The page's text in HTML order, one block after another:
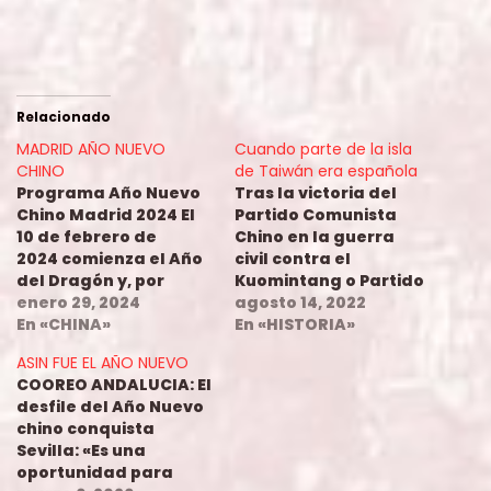
Relacionado
MADRID AÑO NUEVO
CHINO
Programa Año Nuevo
Chino Madrid 2024 El
10 de febrero de
2024 comienza el Año
del Dragón y, por
noveno año
consecutivo, Madrid lo
completo programa
de
actividades culturale
s que se desarrollarán
del 2 al 29 de febrero
(principalmente
enero 29, 2024
En «CHINA»
Cuando parte de la isla
de Taiwán era española
Tras la victoria del
Partido Comunista
Chino en la guerra
civil contra el
Kuomintang o Partido
Nacionalista Chino en
1949, los miembros de
agosto 14, 2022
En «HISTORIA»
ASIN FUE EL AÑO NUEVO
COOREO ANDALUCIA: El
desfile del Año Nuevo
chino conquista
Sevilla: «Es una
oportunidad para